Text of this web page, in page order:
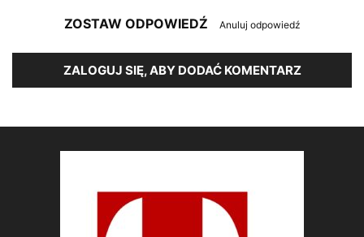
ZOSTAW ODPOWIEDŹ Anuluj odpowiedź
ZALOGUJ SIĘ, ABY DODAĆ KOMENTARZ